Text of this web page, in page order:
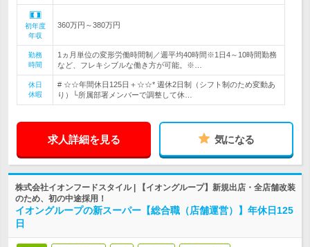
初年度
年収
360万円～380万円
勤務
時間
1ヵ月単位の変形労働時間制／週平均40時間※1日4～10時間勤務
など、フレキシブルな働き方が可能。※…
休日
休暇
# ☆☆年間休日125日＋☆☆* 週休2日制（シフト制のため変動あ
り）└所属部署メンバーで調整して休…
求人詳細を見る 気になる
株式会社イオンフードスタイル | 【イオングループ】新規出店・全店舗改装
のため、初の中途採用！
イオングループの新スーパー【総合職（店舗運営）】年休日125
日